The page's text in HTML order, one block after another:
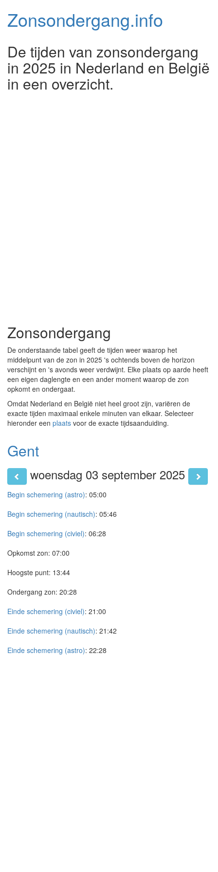
Zonsondergang.info
De tijden van zonsondergang
in 2025 in Nederland en België
in een overzicht.
Zonsondergang
De onderstaande tabel geeft de tijden weer waarop het
middelpunt van de zon in 2025 's ochtends boven de horizon
verschijnt en 's avonds weer verdwijnt. Elke plaats op aarde heeft
een eigen daglengte en een ander moment waarop de zon
opkomt en ondergaat.
Omdat Nederland en België niet heel groot zijn, variëren de
exacte tijden maximaal enkele minuten van elkaar. Selecteer
hieronder een plaats voor de exacte tijdsaanduiding.
Gent
woensdag 03 september 2025
Begin schemering (astro): 05:00
Begin schemering (nautisch): 05:46
Begin schemering (civiel): 06:28
Opkomst zon: 07:00
Hoogste punt: 13:44
Ondergang zon: 20:28
Einde schemering (civiel): 21:00
Einde schemering (nautisch): 21:42
Einde schemering (astro): 22:28